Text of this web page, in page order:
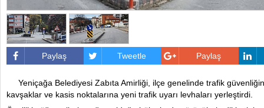
Paylaş Tweetle Paylaş
Yeniçağa Belediyesi Zabıta Amirliği, ilçe genelinde trafik
kavşaklar ve kasis noktalarına yeni trafik uyarı levhaları yerleştirdi.